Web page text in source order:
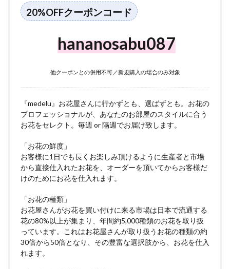
5
磯子
20%OFFクーポンコード
hananosabu087
他クーポンとの併用不可／新規購入の場合のみ対象
『medelu』お花屋さんに行かずとも、選ばずとも。お花の
プロフェッショナルが、あなたのお部屋のスタイルに合う
お花をセレクト。毎週 or 隔週でお届け致します。
「お花の鮮度」
お客様に1日でも長くお楽しみ頂けるように生産者と市場
から直接仕入れたお花を、オーダーを頂いてからお客様だ
けのためにお花を仕入れます。
「お花の種類」
お花屋さんがお花を買い付けに来る市場は日本で流通する
花の80%以上が集まり、年間約5,000種類のお花を取り扱
っています。これはお花屋さんが取り扱うお花の種類の約
30倍から50倍となり、その豊富な選択肢から、お花を仕入
れます。